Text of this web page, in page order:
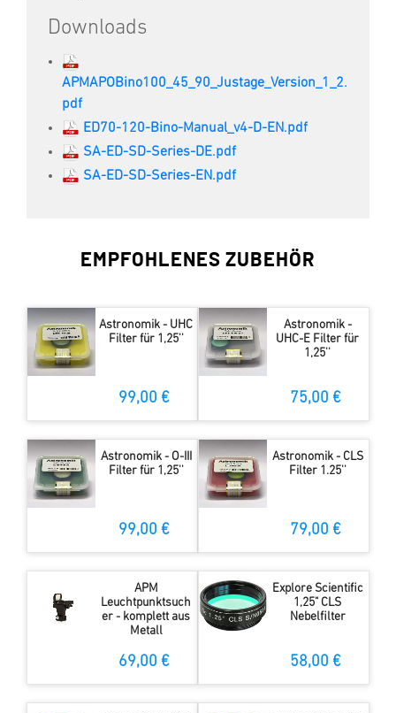
Downloads
APMAPOBino100_45_90_Justage_Version_1_2.
pdf
ED70-120-Bino-Manual_v4-D-EN.pdf
SA-ED-SD-Series-DE.pdf
SA-ED-SD-Series-EN.pdf
EMPFOHLENES ZUBEHÖR
Astronomik - UHC
Filter für 1,25''
99,00 €
Astronomik -
UHC-E Filter für
1,25''
75,00 €
Astronomik - O-III
Filter für 1,25''
99,00 €
Astronomik - CLS
Filter 1.25''
79,00 €
APM
Leuchtpunktsuch
er - komplett aus
Metall
69,00 €
Explore Scientific
1,25" CLS
Nebelfilter
58,00 €